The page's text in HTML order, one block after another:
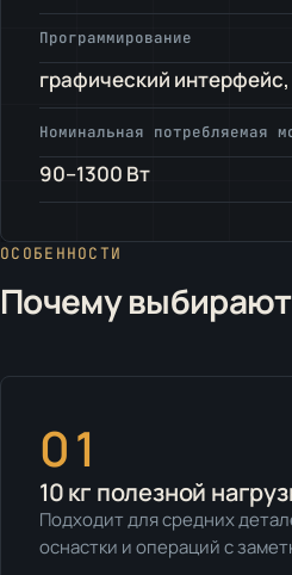
Программирование
графический
Номинальная потребляемая
90–1300 Вт
ОСОБЕННОСТИ
Почему
01
10 кг полезной
Подходит для средних
оснастки и операций с